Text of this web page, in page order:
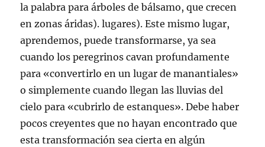
la palabra para árboles de bálsamo, que crecen
en zonas áridas). lugares). Este mismo lugar,
aprendemos, puede transformarse, ya sea
cuando los peregrinos cavan profundamente
para «convertirlo en un lugar de manantiales»
o simplemente cuando llegan las lluvias del
cielo para «cubrirlo de estanques». Debe haber
pocos creyentes que no hayan encontrado que
esta transformación sea cierta en algún